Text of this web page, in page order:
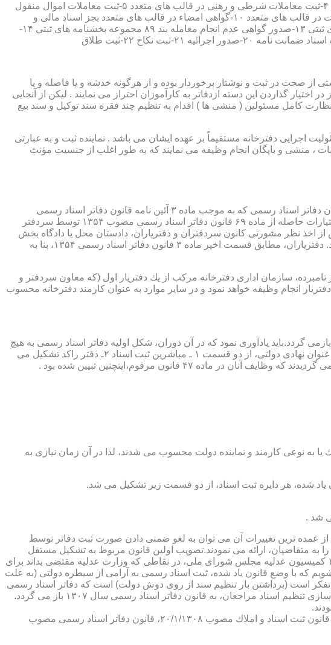
۱-ثبت اسناد مطابق مقررات قانونی ۲-ارائه مواد مصدق از اسناد ثبت شده ۳-تصدیق صحت امضاء،قبول و حفظ اسناد امانتی ۴-ثبت معاملات شرطی و رهنی در قالب های متعدد ۵-ثبت معاملات اموال منقول
۶-ثبت معاملات اموال غیر منقول ۷-ثبت وصیت در قالبهای عهدی و تکمیلی ۸-ثبت اقرارنامه در قالب های متعدد ۹-ثبت وکالت در قالب های متعدد ۱۰-گواهی امضاء در قالب های متعدد بجز اسناد مالی و
معاملاتی ۱۱-تصدیق کپی اسناد و اوراق مراجعین ۱۲-دریافت قبوض سپرده مستاجرین در قالب بند ۵۲ مجموعه بخشنامه های ثبتی ۱۳-صدور گواهی عدم انجام معامله بند ۸۹ مجموعه بخشنامه های ثبتی ۱۴-
از صحت در ثبت و نوشتار برخوردار بوده و از هرگونه خدشه و یا فاصله و یا
گذاردن این دسته ازدفاتر به کارآموزان احتراز می نمایند . لیکن از آنجایی
نظارت کامل مسئولین ( منشی ها ) اقدام به تنظیم چند فقره سند توکیل و سند بیع
اجرایی دفترخانه مستقیماً بر عهده ایشان می باشد . نماینده ثبت و به عبارتی
، منشی و بایگان انجام وظیفه می نمایند که به طور اغلب از جنسیت مؤنث
یكی از مناصب بسیار مهم، خطیر و مورد بحث در حقوق مربوط به دفاتر اسناد رسمی، منصب دفتر یاری است. برخلاف سران دفاتر اسناد رسمی كه به موجب ماده ۳ آئین نامه قانون دفاتر اسناد رسمی
(اصلاحی ۲۷/۱۱/۱۳۶۰) به طور سراسری و عمومی، از طریق آگهی، امتحانات ورودی و اختبار، انتخاب گردیده یا به موجب اختیارات حاصله از ماده ۶۹ قانون دفاتر اسناد رسمی مصوب ۱۳۵۴ توسط سردفتر
اخذ نظر مشورتی كانون سردفتران و دفتریاران، دادستان محل یا دادگاه بخش
(حسب مورد) توسط سازمان ثبت اسناد و املاك كشور پیشنهاد و با ابلاغ ریاست قوه قضائیه به این سمت منصوب خواهند شد. دفتریاران، مطابق قسمت اخیر ماده ۳ قانون دفاتر اسناد رسمی ۱۳۵۴، بنا به
نامبرده، سازمان اداری دفترخانه مركب از یك دفتریار اول (كه معاون سردفتر و
انجام وظیفه خواهد نمود و در سایر موارد به عنوان كارمند دفترخانه محسوب
شكل گیری مركزیتی جهت ثبت رسمی اسناد مراجعان، به قانون ثبت اسناد مصوب سال ۱۲۹۰ شمسی بازمی گردد.باید یادآوری نمود كه در آن دوران، شكل اولیه دفاتر اسناد رسمی به هیچ
عنوان جنبه استقلالی نداشته است. مطابق قانون یاد شده، به منظور رسمیت دادن به اسناد قاطبه مردم، دوایر ثبت اسناد به عنوان نهادی دولتی، از دو قسمت ۱ ـ مباشرین ثبت اسناد ۲ـ دفتر راكد تشكیل می
۴۷ قانون مرقوم،اینچنین تبیین شده بود .
به نوعی كارمند و نماینده دولت محسوب می شدند، لذا در آن زمان نیازی به
بود) تغییراتی را پدیدار ساخت كه از عمده ترین تغییرات آن می توان به لغو ضمنی دادن صورت ثبت دفاتر توسط
متقاضیان، ارائه می نمودند.تصویب اولین قانون مربوط به تشكیل مستقل
دفترخانه های اسناد رسمی، به سال ۱۳۰۷ باز می گردد. مطابق ماده ۱ قانون تشكیل دفاتر اسناد رسمی مصوب ۱۳/۱۱/۱۳۰۷ كمیسیون عدلیه مجلس شورای ملی، در نقاطی كه وزارت عدلیه مقتضی بداند برای
كه با وضع قانون یاد شده، ثبت اسناد رسمی به آرامی از سیطره دولتی (به علت
است (برداشتن بار تنظیم سند از روی دوش دولت) است كه دفاتر اسناد رسمی
شكل می گیرد، علی رغم اینكه صلاحیت دفاتر در آن زمان محلی بوده است. به عبارت دیگر اولین اقدام مربوط به خصوصی سازی تنظیم اسناد مراجعان، به قانون دفاتر اسناد رسمی سال ۱۳۰۷ باز می گردد.
در آن زمان، هر دفتر اسناد رسمی مركب از یك نفر صاحب دفتر و لااقل یك نفر نماینده اداره ثبت اسناد بوده است. با تصویب قانون ثبت اسناد و املاك مصوب ۲۰/۱/۱۳۰۸، قانون دفاتر اسناد رسمی مصوب